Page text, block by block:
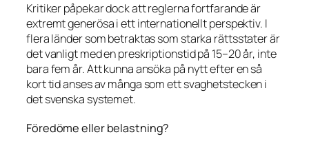
Kritiker påpekar dock att reglerna fortfarande är
extremt generösa i ett internationellt perspektiv. I
flera länder som betraktas som starka rättsstater är
det vanligt med en preskriptionstid på 15–20 år, inte
bara fem år. Att kunna ansöka på nytt efter en så
kort tid anses av många som ett svaghetstecken i
det svenska systemet.
Föredöme eller belastning?